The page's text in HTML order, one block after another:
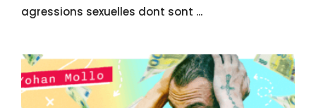
agressions sexuelles dont sont ...